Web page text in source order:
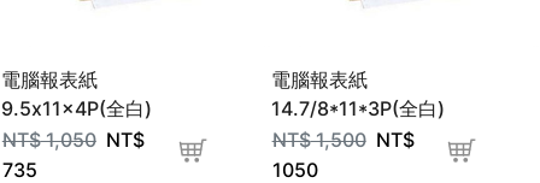
電腦報表紙
9.5x11x4P(全白)
NT$1,050 NT$
735
電腦報表紙
14.7/8*11*3P(全白)
NT$1,500 NT$
1050